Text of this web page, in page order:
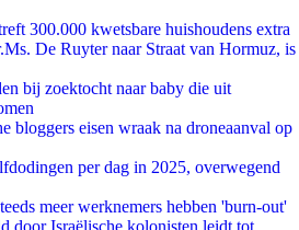
300.000 kwetsbare huishoudens extra
De Ruyter naar Straat van Hormuz, is
bij zoektocht naar baby die uit
bloggers eisen wraak na droneaanval op
per dag in 2025, overwegend
meer werknemers hebben 'burn-out'
door Israëlische kolonisten leidt tot